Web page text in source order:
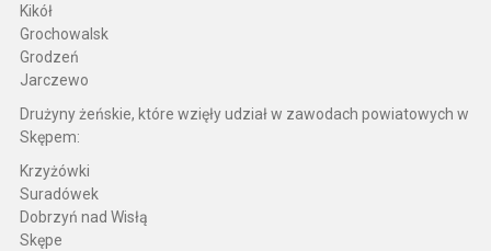
Kikół
Grochowalsk
Grodzeń
Jarczewo
Drużyny żeńskie, które wzięły udział w zawodach powiatowych w
Skępem:
Krzyżówki
Suradówek
Dobrzyń nad Wisłą
Skępe